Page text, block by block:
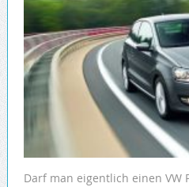
Darf man eigentlich einen VW